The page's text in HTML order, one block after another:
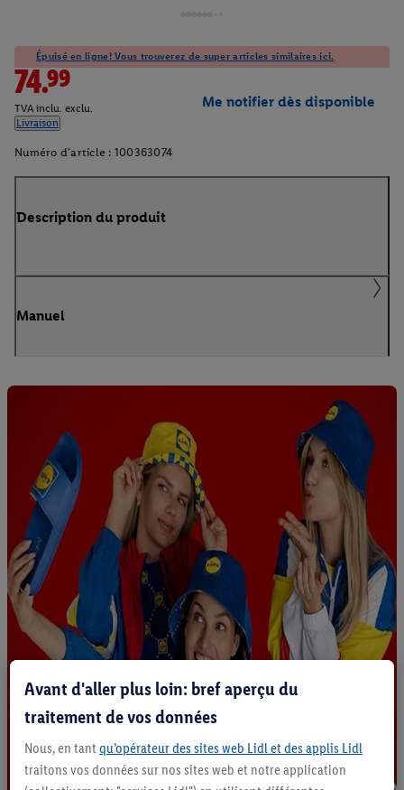
Épuisé en ligne! Vous trouverez de super articles similaires ici.
74.99
TVA inclu. exclu.
Livraison
Me notifier dès disponible
Numéro d'article : 100363074
Description du produit
Manuel
Avant d'aller plus loin: bref aperçu du
traitement de vos données
Nous, en tant qu’opérateur des sites web Lidl et des applis Lidl
traitons vos données sur nos sites web et notre application